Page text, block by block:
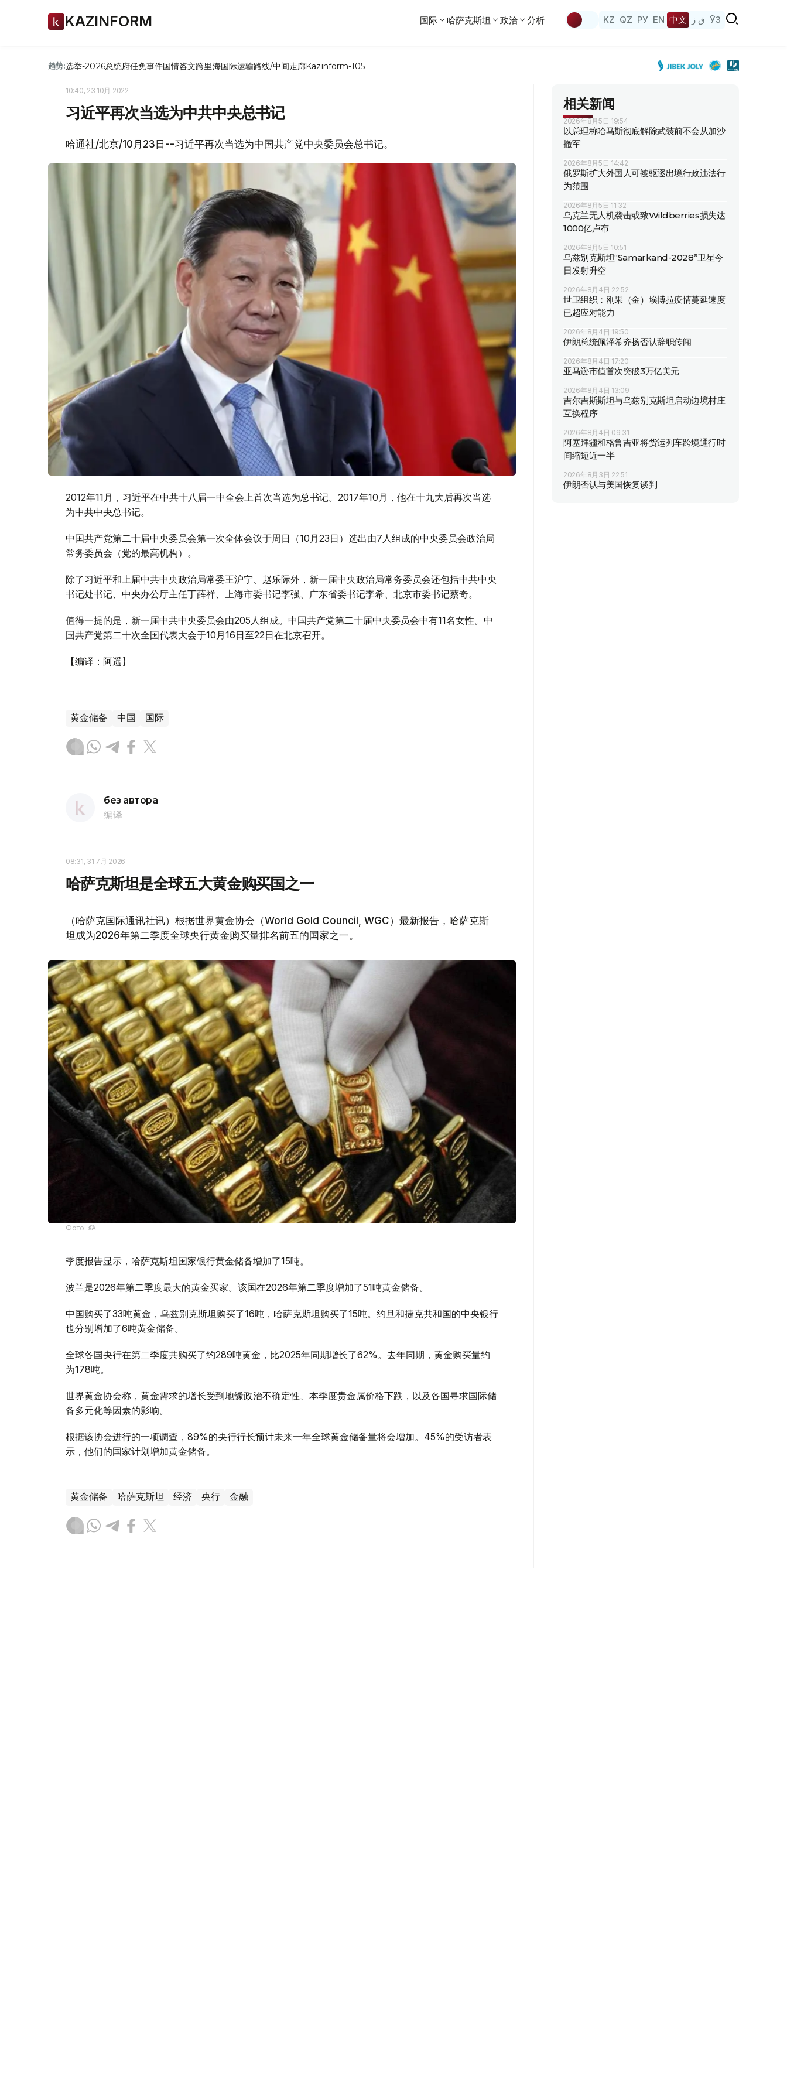
KAZINFORM 国际 哈萨克斯坦 政治 分析 KZ QZ РУ EN 中文 ق ز ЎЗ
趋势:选举-2026总统府任免事件国情咨文跨里海国际运输路线/中间走廊Kazinform-105
10:40, 23 10月 2022
习近平再次当选为中共中央总书记
哈通社/北京/10月23日--习近平再次当选为中国共产党中央委员会总书记。
2012年11月，习近平在中共十八届一中全会上首次当选为总书记。2017年10月，他在十九大后再次当选
为中共中央总书记。
中国共产党第二十届中央委员会第一次全体会议于周日（10月23日）选出由7人组成的中央委员会政治局
常务委员会（党的最高机构）。
除了习近平和上届中共中央政治局常委王沪宁、赵乐际外，新一届中央政治局常务委员会还包括中共中央
书记处书记、中央办公厅主任丁薛祥、上海市委书记李强、广东省委书记李希、北京市委书记蔡奇。
值得一提的是，新一届中共中央委员会由205人组成。中国共产党第二十届中央委员会中有11名女性。中
国共产党第二十次全国代表大会于10月16日至22日在北京召开。
【编译：阿遥】
黄金储备 中国 国际
без автора
编译
08:31, 31 7月 2026
哈萨克斯坦是全球五大黄金购买国之一
（哈萨克国际通讯社讯）根据世界黄金协会（World Gold Council, WGC）最新报告，哈萨克斯
坦成为2026年第二季度全球央行黄金购买量排名前五的国家之一。
Фото: ӨзА
季度报告显示，哈萨克斯坦国家银行黄金储备增加了15吨。
波兰是2026年第二季度最大的黄金买家。该国在2026年第二季度增加了51吨黄金储备。
中国购买了33吨黄金，乌兹别克斯坦购买了16吨，哈萨克斯坦购买了15吨。约旦和捷克共和国的中央银行
也分别增加了6吨黄金储备。
全球各国央行在第二季度共购买了约289吨黄金，比2025年同期增长了62%。去年同期，黄金购买量约
为178吨。
世界黄金协会称，黄金需求的增长受到地缘政治不确定性、本季度贵金属价格下跌，以及各国寻求国际储
备多元化等因素的影响。
根据该协会进行的一项调查，89%的央行行长预计未来一年全球黄金储备量将会增加。45%的受访者表
示，他们的国家计划增加黄金储备。
黄金储备 哈萨克斯坦 经济 央行 金融
相关新闻
2026年8月5日 19:54
以总理称哈马斯彻底解除武装前不会从加沙
撤军
2026年8月5日 14:42
俄罗斯扩大外国人可被驱逐出境行政违法行
为范围
2026年8月5日 11:32
乌克兰无人机袭击或致Wildberries损失达
1000亿卢布
2026年8月5日 10:51
乌兹别克斯坦“Samarkand-2028”卫星今
日发射升空
2026年8月4日 22:52
世卫组织：刚果（金）埃博拉疫情蔓延速度
已超应对能力
2026年8月4日 19:50
伊朗总统佩泽希齐扬否认辞职传闻
2026年8月4日 17:20
亚马逊市值首次突破3万亿美元
2026年8月4日 13:09
吉尔吉斯斯坦与乌兹别克斯坦启动边境村庄
互换程序
2026年8月4日 09:31
阿塞拜疆和格鲁吉亚将货运列车跨境通行时
间缩短近一半
2026年8月3日 22:51
伊朗否认与美国恢复谈判